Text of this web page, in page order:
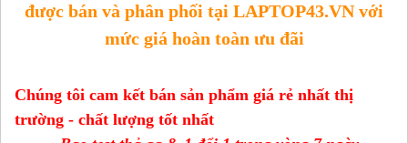
được bán và phân phối tại LAPTOP43.VN với
mức giá hoàn toàn ưu đãi
Chúng tôi cam kết bán sản phẩm giá rẻ nhất thị
trường - chất lượng tốt nhất